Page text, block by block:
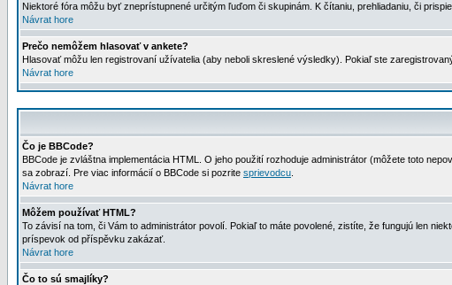
Niektoré fóra môžu byť zneprístupnené určitým ľuďom či skupinám. K čítaniu, prehliadaniu, či
Návrat hore
Prečo nemôžem hlasovať v ankete?
Hlasovať môžu len registrovaní užívatelia (aby neboli skreslené výsledky). Pokiaľ ste
Návrat hore
Čo je BBCode?
BBCode je zvláštna implementácia HTML. O jeho použití rozhoduje administrátor (môžete toto
sa zobrazí. Pre viac informácií o BBCode si pozrite sprievodcu
Návrat hore
Môžem používať HTML?
To závisí na tom, či Vám to administrátor povolí. Pokiaľ to máte povolené, zistíte, že fungujú len
príspevok od příspěvku zakázať.
Návrat hore
Čo to sú smajlíky?